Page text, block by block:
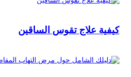
كيفية علاج تقوس الساقين